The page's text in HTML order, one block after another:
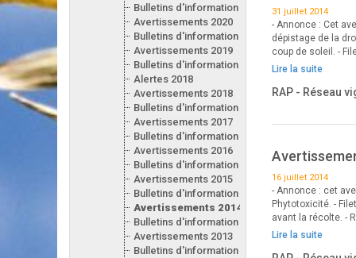
Bulletins d'information 2021
Avertissements 2020
Bulletins d'information 2020
Avertissements 2019
Bulletins d'information 2019
Alertes 2018
Avertissements 2018
Bulletins d'information 2018
Avertissements 2017
Bulletins d'information 2017
Avertissements 2016
Bulletins d'information 2016
Avertissements 2015
Bulletins d'information 2015
Avertissements 2014
Bulletins d'information 2014
Avertissements 2013
Bulletins d'information 2013
31 juillet 2014
- Annonce : Cet
dépistage de la
coup de soleil. -
Lire la suite
RAP - Réseau
16 juillet 2014
- Annonce : cet
Phytotoxicité. -
avant la récolte. -
Lire la suite